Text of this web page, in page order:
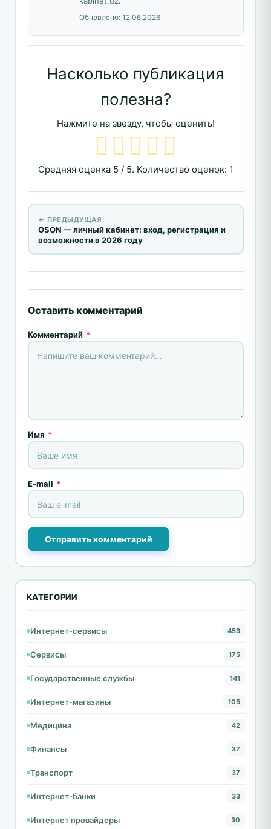
Обновлено: 12.06.2026
Насколько публикация
полезна?
Нажмите на звезду, чтобы оценить!
Средняя оценка 5 / 5. Количество оценок: 1
← ПРЕДЫДУЩАЯ
OSON — личный кабинет: вход, регистрация и
возможности в 2026 году
Оставить комментарий
Комментарий *
Имя *
E-mail *
Отправить комментарий
КАТЕГОРИИ
Интернет-сервисы 459
Сервисы 175
Государственные службы 141
Интернет-магазины 105
Медицина 42
Финансы 37
Транспорт 37
Интернет-банки 33
Интернет провайдеры 30